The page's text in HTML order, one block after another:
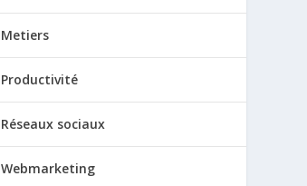
Metiers
Productivité
Réseaux sociaux
Webmarketing